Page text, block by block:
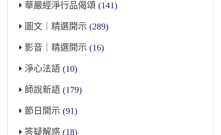
華嚴經淨行品偈頌 (141)
圖文｜精選開示 (289)
影音｜精選開示 (16)
淨心法語 (10)
師說新語 (179)
節日開示 (91)
答疑解惑 (18)